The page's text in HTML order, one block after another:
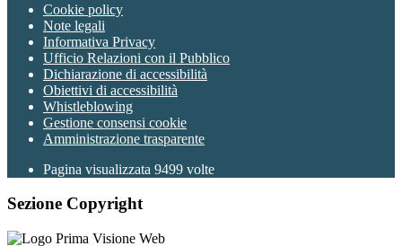
Cookie policy
Note legali
Informativa Privacy
Ufficio Relazioni con il Pubblico
Dichiarazione di accessibilità
Obiettivi di accessibilità
Whistleblowing
Gestione consensi cookie
Amministrazione trasparente
Pagina visualizzata 9499 volte
Sezione Copyright